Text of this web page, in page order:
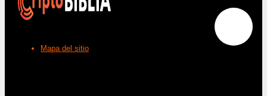
Mapa del sitio